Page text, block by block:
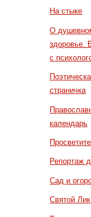
На стыке
О
здоровье.
с
страничка
календарь
Репортаж
Сад и
Святой Лик